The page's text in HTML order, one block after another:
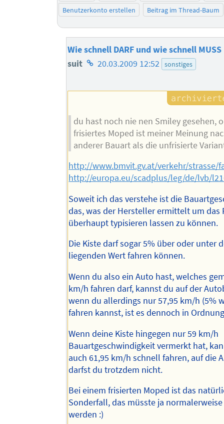
Benutzerkonto erstellen
Beitrag im Thread-Baum
Wie schnell DARF und wie schnell
suit Homepage
Autors
20.03.2009 12:52 sonstiges
du hast noch nie nen Smiley gesehen,
frisiertes Moped ist meiner Meinung
anderer Bauart als die unfrisierte
http://www.bmvit.gv.at/verkehr/strasse/
http://europa.eu/scadplus/leg/de/lvb/
Soweit ich das verstehe ist die
das, was der Hersteller ermittelt um das
überhaupt typisieren lassen zu können.
Die Kiste darf sogar 5% über oder unter
liegenden Wert fahren können.
Wenn du also ein Auto hast, welches
km/h fahren darf, kannst du auf der
wenn du allerdings nur 57,95 km/h (5%
fahren kannst, ist es dennoch in
Wenn deine Kiste hingegen nur 59 km/h
Bauartgeschwindigkeit vermerkt hat,
auch 61,95 km/h schnell fahren, auf die
darfst du trotzdem nicht.
Bei einem frisierten Moped ist das
Sonderfall, das müsste ja
werden :)